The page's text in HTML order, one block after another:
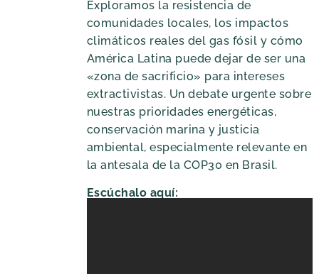
Exploramos la resistencia de
comunidades locales, los impactos
climáticos reales del gas fósil y cómo
América Latina puede dejar de ser una
«zona de sacrificio» para intereses
extractivistas. Un debate urgente sobre
nuestras prioridades energéticas,
conservación marina y justicia
ambiental, especialmente relevante en
la antesala de la COP30 en Brasil.
Escúchalo aquí: